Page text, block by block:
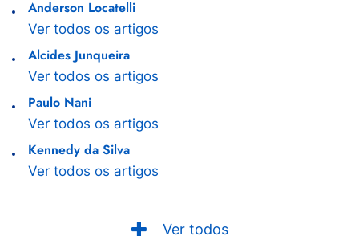
Anderson Locatelli
Ver todos os artigos
Alcides Junqueira
Ver todos os artigos
Paulo Nani
Ver todos os artigos
Kennedy da Silva
Ver todos os artigos
Ver todos